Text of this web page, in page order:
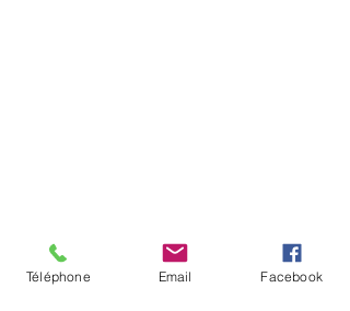
Téléphone Email Facebook